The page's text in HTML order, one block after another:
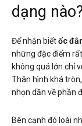
dạng
Để nhận biếtốc
những đặc điểm
không quá lớn chỉ
Thân hình khá
nhọn dần về phần
Bên cạnh đó loài